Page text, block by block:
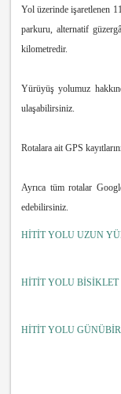
Yol üzerinde işaretlenen
parkuru, alternatif
kilometredir.
Yürüyüş yolumuz
ulaşabilirsiniz.
Rotalara ait GPS
Ayrıca tüm rotalar
edebilirsiniz.
HİTİT YOLU UZUN
HİTİT YOLU
HİTİT YOLU